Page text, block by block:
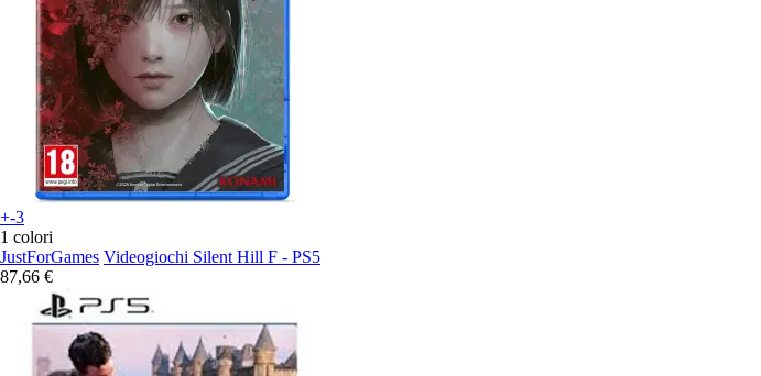
+-3
1 colori
JustForGames Videogiochi Silent Hill F - PS5
87,66 €